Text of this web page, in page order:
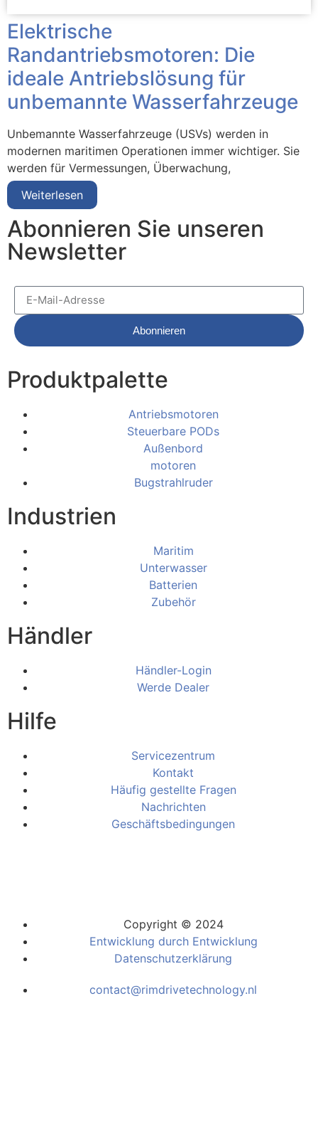
Elektrische
Randantriebsmotoren: Die
ideale Antriebslösung für
unbemannte Wasserfahrzeuge
Unbemannte Wasserfahrzeuge (USVs) werden in
modernen maritimen Operationen immer wichtiger. Sie
werden für Vermessungen, Überwachung,
Weiterlesen
Abonnieren Sie unseren
Newsletter
Abonnieren
Produktpalette
Antriebsmotoren
Steuerbare PODs
Außenbord
motoren
Bugstrahlruder
Industrien
Maritim
Unterwasser
Batterien
Zubehör
Händler
Händler-Login
Werde Dealer
Hilfe
Servicezentrum
Kontakt
Häufig gestellte Fragen
Nachrichten
Geschäftsbedingungen
Copyright © 2024
Entwicklung durch Entwicklung
Datenschutzerklärung
contact@rimdrivetechnology.nl